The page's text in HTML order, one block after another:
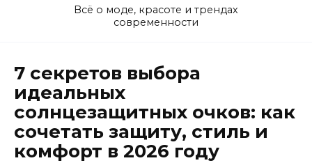
Всё о моде, красоте и трендах
современности
7 секретов выбора
идеальных
солнцезащитных очков: как
сочетать защиту, стиль и
комфорт в 2026 году